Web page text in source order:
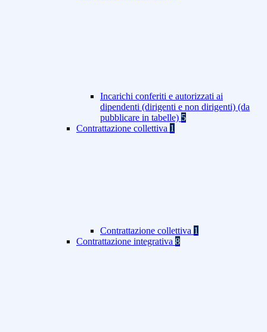
Incarichi conferiti e autorizzati ai
dipendenti (dirigenti e non dirigenti) (da
pubblicare in tabelle) 5
Contrattazione collettiva 1
Contrattazione collettiva 1
Contrattazione integrativa 8